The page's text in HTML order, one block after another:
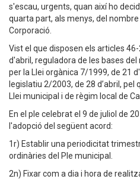
s'escau, urgents, quan així ho
quarta part, als menys, del
Corporació.
Vist el que disposen els articles
d'abril, reguladora de les bases
per la Llei orgànica 7/1999, de 21
legislatiu 2/2003, de 28 d’abril, pel
Llei municipal i de règim local de
En el ple celebrat el 9 de juliol de
l'adopció del següent acord:
1r) Establir una periodicitat
ordinàries del Ple municipal.
2n) Fixar com a dia i hora de